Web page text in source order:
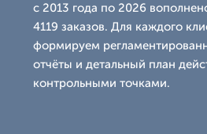
с 2013 года по 2026
4119 заказов. Для каждого
формируем
отчёты и детальный план
контрольными точками.